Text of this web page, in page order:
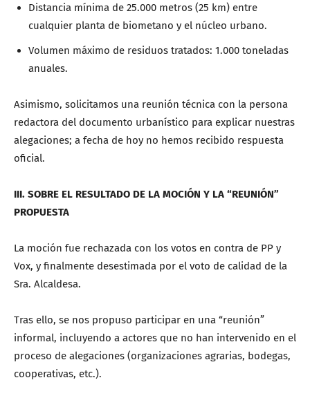
Distancia mínima de 25.000 metros (25 km) entre
cualquier planta de biometano y el núcleo urbano.
Volumen máximo de residuos tratados: 1.000 toneladas
anuales.
Asimismo, solicitamos una reunión técnica con la persona
redactora del documento urbanístico para explicar nuestras
alegaciones; a fecha de hoy no hemos recibido respuesta
oficial.
III. SOBRE EL RESULTADO DE LA MOCIÓN Y LA “REUNIÓN”
PROPUESTA
La moción fue rechazada con los votos en contra de PP y
Vox, y finalmente desestimada por el voto de calidad de la
Sra. Alcaldesa.
Tras ello, se nos propuso participar en una “reunión”
informal, incluyendo a actores que no han intervenido en el
proceso de alegaciones (organizaciones agrarias, bodegas,
cooperativas, etc.).